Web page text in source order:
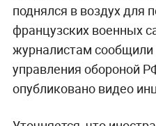
поднялся в воздух для
французских военных
журналистам
управления обороной
опубликовано видео